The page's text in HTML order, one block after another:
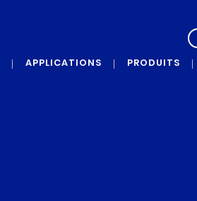
APPLICATIONS PRODUITS